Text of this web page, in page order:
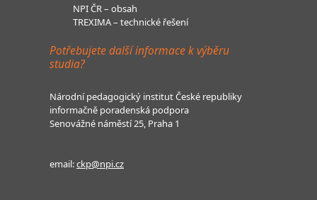
NPI ČR – obsah
TREXIMA – technické řešení
Potřebujete další informace k výběru
studia?
Národní pedagogický institut České republiky
informačně poradenská podpora
Senovážné náměstí 25, Praha 1
email:ckp@npi.cz